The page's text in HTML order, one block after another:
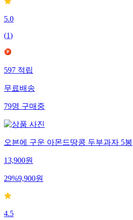
5.0
(1)
597적립
무료배송
79명구매중
오븐에 구운 아몬드땅콩 두부과자 5봉
13,900원
29%9,900원
4.5